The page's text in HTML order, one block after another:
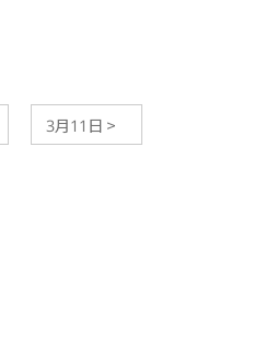
3月11日 >